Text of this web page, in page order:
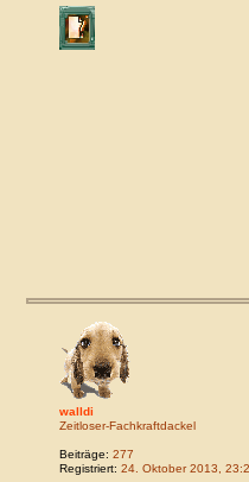
walldi
Zeitloser-Fachkraftdackel
Beiträge: 277
Registriert: 24. Oktober 2013,